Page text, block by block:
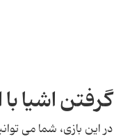
گرفتن اشیا
در این بازی، شما می